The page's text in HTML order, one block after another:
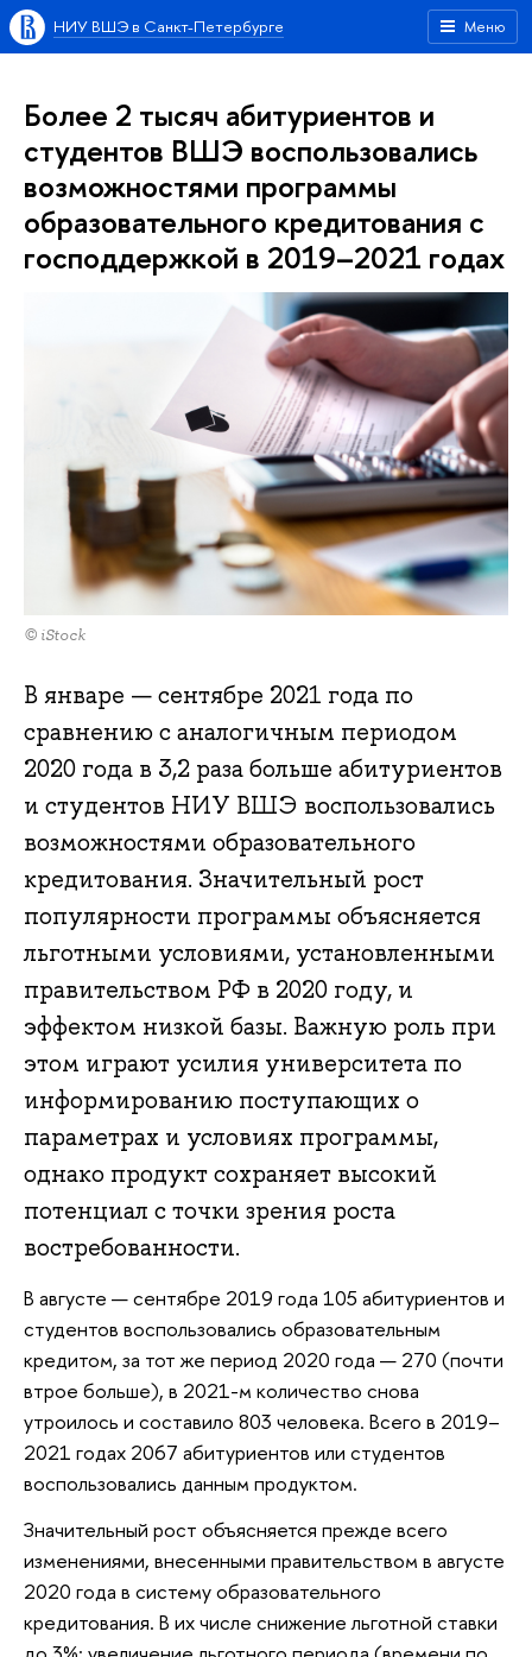
Меню
НИУ ВШЭ в Санкт-Петербурге
Более 2 тысяч абитуриентов и
студентов ВШЭ воспользовались
возможностями программы
образовательного кредитования с
господдержкой в 2019–2021 годах
© iStock
В январе — сентябре 2021 года по
сравнению с аналогичным периодом
2020 года в 3,2 раза больше абитуриентов
и студентов НИУ ВШЭ воспользовались
возможностями образовательного
кредитования. Значительный рост
популярности программы объясняется
льготными условиями, установленными
правительством РФ в 2020 году, и
эффектом низкой базы. Важную роль при
этом играют усилия университета по
информированию поступающих о
параметрах и условиях программы,
однако продукт сохраняет высокий
потенциал с точки зрения роста
востребованности.
В августе — сентябре 2019 года 105 абитуриентов и
студентов воспользовались образовательным
кредитом, за тот же период 2020 года — 270 (почти
втрое больше), в 2021-м количество снова
утроилось и составило 803 человека. Всего в 2019–
2021 годах 2067 абитуриентов или студентов
воспользовались данным продуктом.
Значительный рост объясняется прежде всего
изменениями, внесенными правительством в августе
2020 года в систему образовательного
кредитования. В их числе снижение льготной ставки